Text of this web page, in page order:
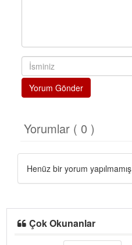
Yorum Gönder
Yorumlar ( 0 )
Henüz bir yorum yapılmamış
Çok Okunanlar